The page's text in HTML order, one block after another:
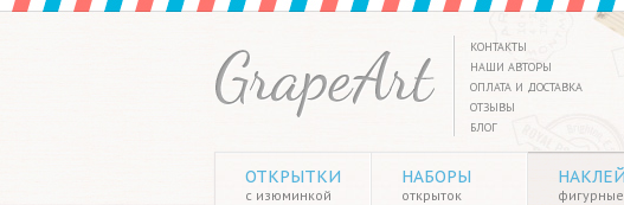
КОНТАКТЫ
НАШИ АВТОРЫ
ОПЛАТА И ДОСТАВКА
ОТЗЫВЫ
БЛОГ
ОТКРЫТКИ
с изюминкой
НАБОРЫ
открыток фигурные